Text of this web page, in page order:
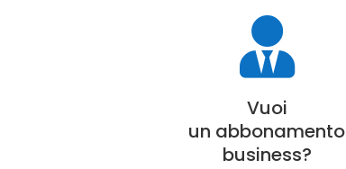

Vuoi
un abbonamento
business?